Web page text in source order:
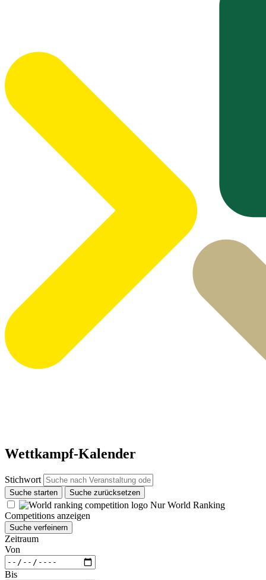
Wettkampf-Kalender
Stichwort
Suche starten Suche zurücksetzen
Nur World Ranking
Competitions anzeigen
Suche verfeinern
Zeitraum
Von
Bis